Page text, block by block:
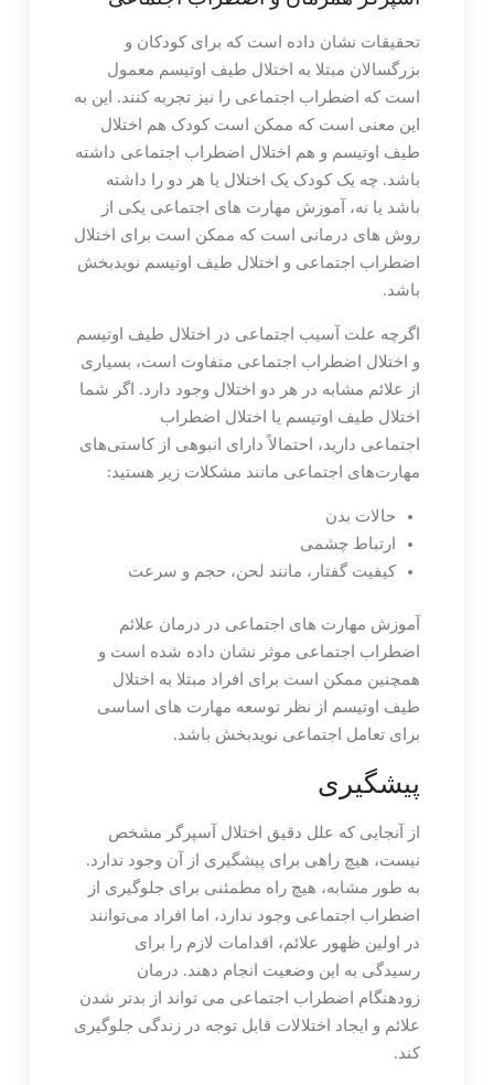
تحقیقات نشان داده است که برای کودکان و
بزرگسالان مبتلا به اختلال طیف اوتیسم معمول
است که اضطراب اجتماعی را نیز تجربه کنند. این به
این معنی است که ممکن است کودک هم اختلال
طیف اوتیسم و هم اختلال اضطراب اجتماعی داشته
باشد. چه یک کودک یک اختلال یا هر دو را داشته
باشد یا نه، آموزش مهارت های اجتماعی یکی از
روش های درمانی است که ممکن است برای اختلال
اضطراب اجتماعی و اختلال طیف اوتیسم نویدبخش
باشد.
اگرچه علت آسیب اجتماعی در اختلال طیف اوتیسم
و اختلال اضطراب اجتماعی متفاوت است، بسیاری
از علائم مشابه در هر دو اختلال وجود دارد. اگر شما
اختلال طیف اوتیسم یا اختلال اضطراب
اجتماعی دارید، احتمالاً دارای انبوهی از کاستی‌های
مهارت‌های اجتماعی مانند مشکلات زیر هستید:
حالات بدن
ارتباط چشمی
کیفیت گفتار، مانند لحن، حجم و سرعت
آموزش مهارت های اجتماعی در درمان علائم
اضطراب اجتماعی موثر نشان داده شده است و
همچنین ممکن است برای افراد مبتلا به اختلال
طیف اوتیسم از نظر توسعه مهارت های اساسی
برای تعامل اجتماعی نویدبخش باشد.
پیشگیری
از آنجایی که علل دقیق اختلال آسپرگر مشخص
نیست، هیچ راهی برای پیشگیری از آن وجود ندارد.
به طور مشابه، هیچ راه مطمئنی برای جلوگیری از
اضطراب اجتماعی وجود ندارد، اما افراد می‌توانند
در اولین ظهور علائم، اقدامات لازم را برای
رسیدگی به این وضعیت انجام دهند. درمان
زودهنگام اضطراب اجتماعی می تواند از بدتر شدن
علائم و ایجاد اختلالات قابل توجه در زندگی جلوگیری
کند.